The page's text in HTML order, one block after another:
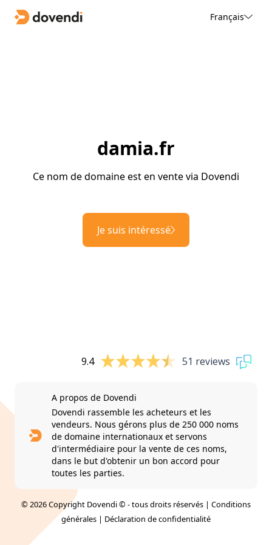
Français
damia.fr
Ce nom de domaine est en vente via Dovendi
Je suis intéressé
9.4 51 reviews
A propos de Dovendi
Dovendi rassemble les acheteurs et les
vendeurs. Nous gérons plus de 250 000 noms
de domaine internationaux et servons
d'intermédiaire pour la vente de ces noms,
dans le but d'obtenir un bon accord pour
toutes les parties.
© 2026 Copyright Dovendi © - tous droits réservés | Conditions
générales | Déclaration de confidentialité